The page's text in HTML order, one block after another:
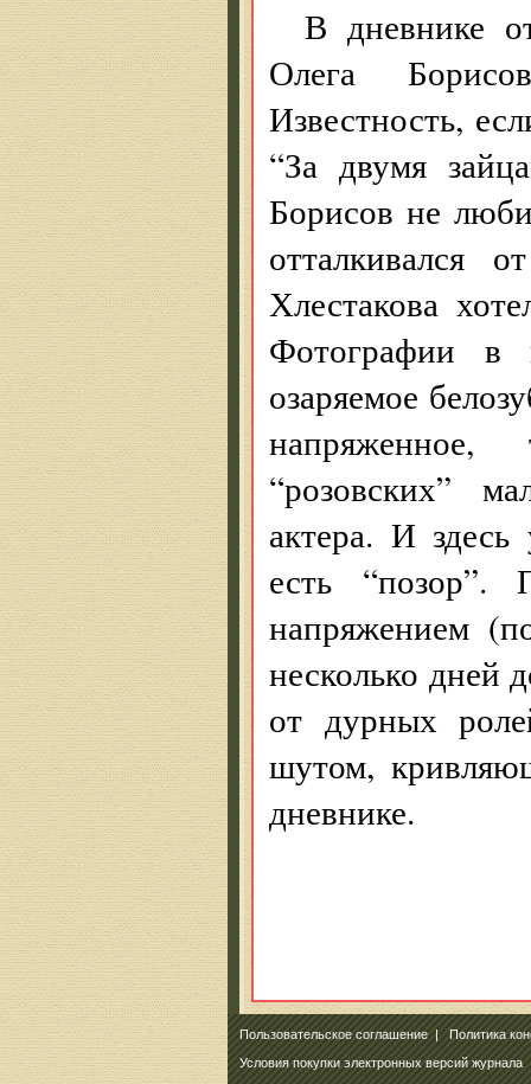
В дневнике
Олега
Известность,
“За двумя
Борисов не
отталкивался
Хлестакова
Фотографии в
озаряемое
“розовских”
актера. И
есть “позор”.
напряжением
несколько дней
от дурных
шутом,
дневнике.
Пользовательское соглашение|Политика
Условия покупки электронных версий журнала